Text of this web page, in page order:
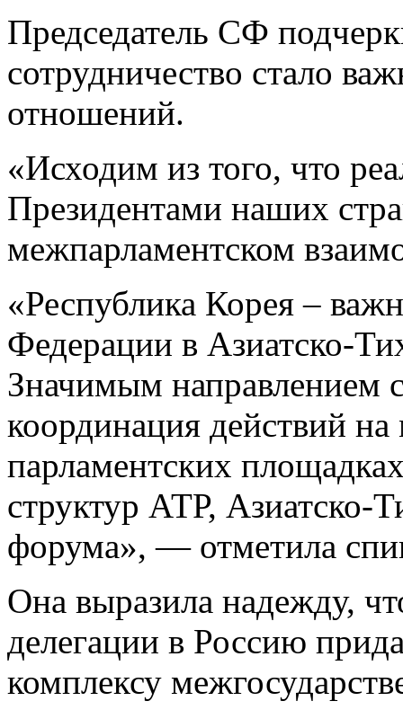
Председатель СФ
сотрудничество стало
отношений.
«Исходим из того, что
Президентами наших
межпарламентском
«Республика Корея –
Федерации в Азиатско-
Значимым направлением
координация действий
парламентских
структур АТР, Азиатско-
форума», — отметила
Она выразила надежду,
делегации в Россию
комплексу